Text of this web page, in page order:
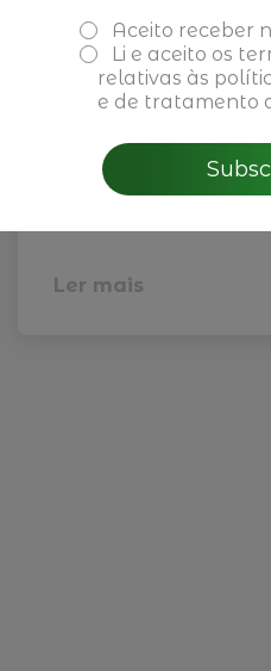
Next-Gen
Family Firms
Ler mais
Aceito receber
Li e aceito os
relativas às
e de tratamento